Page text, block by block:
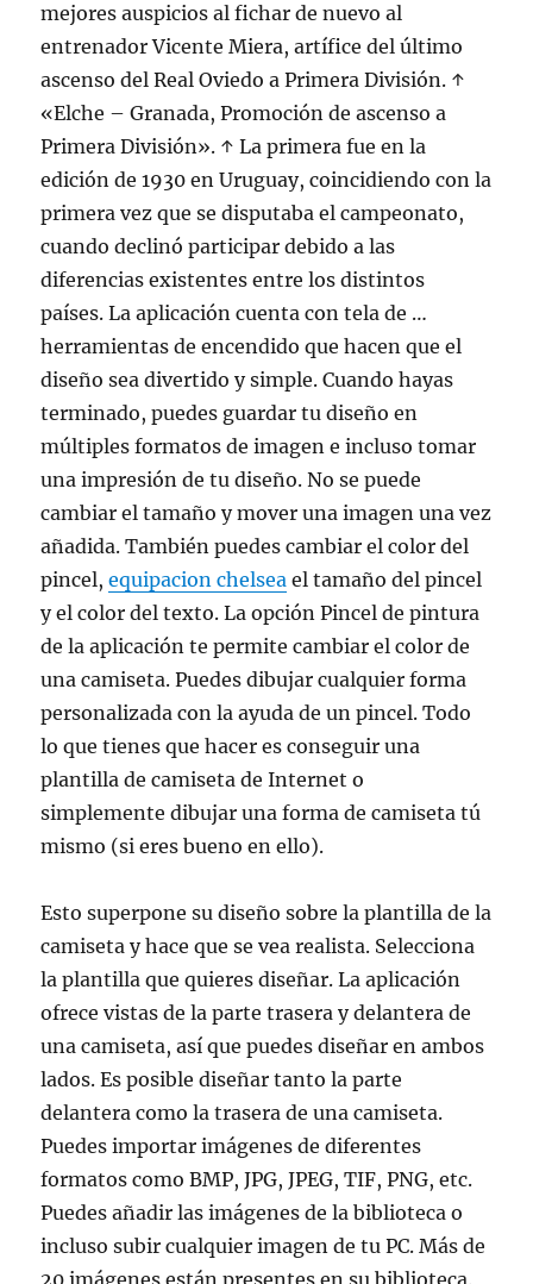
mejores auspicios al fichar de nuevo al
entrenador Vicente Miera, artífice del último
ascenso del Real Oviedo a Primera División. ↑
«Elche – Granada, Promoción de ascenso a
Primera División». ↑ La primera fue en la
edición de 1930 en Uruguay, coincidiendo con la
primera vez que se disputaba el campeonato,
cuando declinó participar debido a las
diferencias existentes entre los distintos
países. La aplicación cuenta con tela de …
herramientas de encendido que hacen que el
diseño sea divertido y simple. Cuando hayas
terminado, puedes guardar tu diseño en
múltiples formatos de imagen e incluso tomar
una impresión de tu diseño. No se puede
cambiar el tamaño y mover una imagen una vez
añadida. También puedes cambiar el color del
pincel,equipacion chelsea el tamaño del pincel
y el color del texto. La opción Pincel de pintura
de la aplicación te permite cambiar el color de
una camiseta. Puedes dibujar cualquier forma
personalizada con la ayuda de un pincel. Todo
lo que tienes que hacer es conseguir una
plantilla de camiseta de Internet o
simplemente dibujar una forma de camiseta tú
mismo (si eres bueno en ello).
Esto superpone su diseño sobre la plantilla de la
camiseta y hace que se vea realista. Selecciona
la plantilla que quieres diseñar. La aplicación
ofrece vistas de la parte trasera y delantera de
una camiseta, así que puedes diseñar en ambos
lados. Es posible diseñar tanto la parte
delantera como la trasera de una camiseta.
Puedes importar imágenes de diferentes
formatos como BMP, JPG, JPEG, TIF, PNG, etc.
Puedes añadir las imágenes de la biblioteca o
incluso subir cualquier imagen de tu PC. Más de
20 imágenes están presentes en su biblioteca.